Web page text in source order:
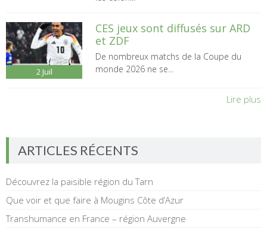
2 Juil
CES jeux sont diffusés sur ARD
et ZDF
De nombreux matchs de la Coupe du
monde 2026 ne se...
Lire plus
ARTICLES RÉCENTS
Découvrez la paisible région du Tarn
Que voir et que faire à Mougins Côte d’Azur
Transhumance en France – région Auvergne